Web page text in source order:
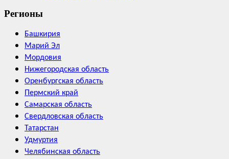
Регионы
Башкирия
Марий Эл
Мордовия
Нижегородская область
Оренбургская область
Пермский край
Самарская область
Свердловская область
Татарстан
Удмуртия
Челябинская область